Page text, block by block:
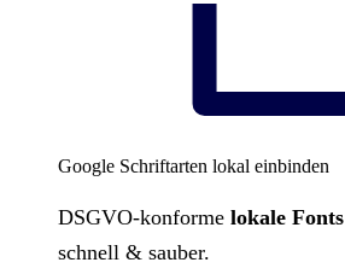
Google Schriftarten lokal einbinden
DSGVO-konforme lokale Fonts
schnell & sauber.